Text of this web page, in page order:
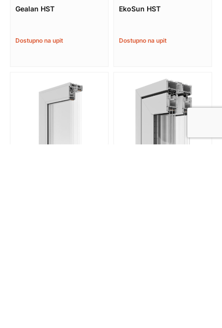
Gealan HST
Dostupno na upit
EkoSun HST
Dostupno na upit